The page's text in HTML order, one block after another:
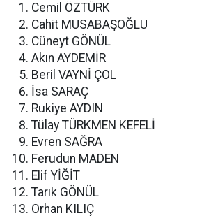
Cemil ÖZTÜRK
Cahit MUSABAŞOĞLU
Cüneyt GÖNÜL
Akın AYDEMİR
Beril VAYNİ ÇOL
İsa SARAÇ
Rukiye AYDIN
Tülay TÜRKMEN KEFELİ
Evren SAĞRA
Ferudun MADEN
Elif YİĞİT
Tarık GÖNÜL
Orhan KILIÇ